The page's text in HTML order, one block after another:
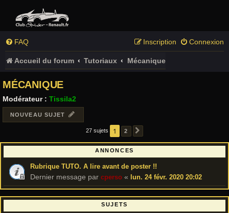
FAQ Connexion
Inscription
Accueil du forum Tutoriaux Mécanique
MÉCANIQUE
Modérateur : Tissila2
NOUVEAU SUJET
27 sujets 1 2
ANNONCES
Rubrique TUTO. A lire avant de poster !!
Dernier message par cperso « lun. 24 févr. 2020 20:02
SUJETS